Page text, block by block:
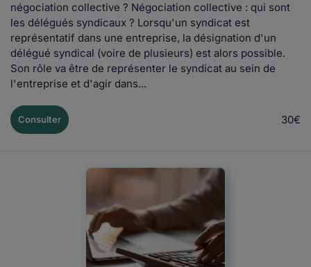
négociation collective ? Négociation collective : qui sont
les délégués syndicaux ? Lorsqu'un syndicat est
représentatif dans une entreprise, la désignation d'un
délégué syndical (voire de plusieurs) est alors possible.
Son rôle va être de représenter le syndicat au sein de
l'entreprise et d'agir dans...
Consulter 30€